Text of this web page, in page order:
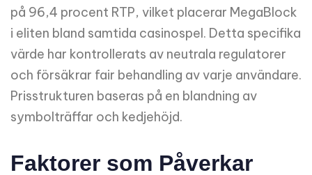
på 96,4 procent RTP, vilket placerar MegaBlock
i eliten bland samtida casinospel. Detta specifika
värde har kontrollerats av neutrala regulatorer
och försäkrar fair behandling av varje användare.
Prisstrukturen baseras på en blandning av
symbolträffar och kedjehöjd.
Faktorer som Påverkar